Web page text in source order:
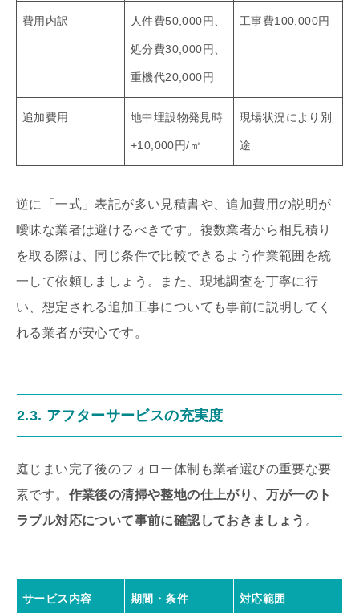
費用内訳 人件費50,000円、
処分費30,000円、
重機代20,000円
工事費100,000円
追加費用 地中埋設物発見時
+10,000円/㎥
現場状況により別
途
逆に「一式」表記が多い見積書や、追加費用の説明が
曖昧な業者は避けるべきです。複数業者から相見積り
を取る際は、同じ条件で比較できるよう作業範囲を統
一して依頼しましょう。また、現地調査を丁寧に行
い、想定される追加工事についても事前に説明してく
れる業者が安心です。
2.3. アフターサービスの充実度
庭じまい完了後のフォロー体制も業者選びの重要な要
素です。 作業後の清掃や整地の仕上がり、万が一のト
ラブル対応について事前に確認しておきましょう 。
サービス内容 期間・条件 対応範囲